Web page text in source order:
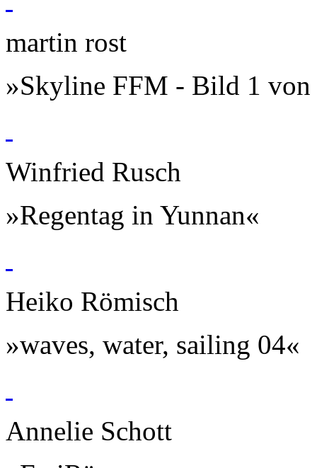
martin rost
»Skyline FFM - Bild 1 von
Winfried Rusch
»Regentag in Yunnan«
Heiko Römisch
»waves, water, sailing 04«
Annelie Schott